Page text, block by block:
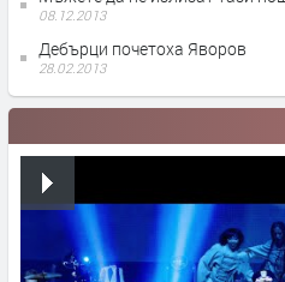
08.12.2013
Дебърци почетоха Яворов
28.02.2013